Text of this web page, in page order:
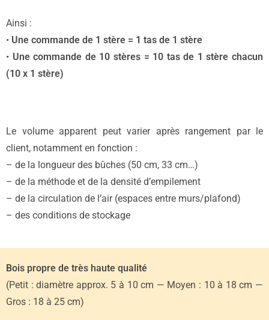
Ainsi :
• Une commande de 1 stère = 1 tas de 1 stère
• Une commande de 10 stères = 10 tas de 1 stère chacun
(10 x 1 stère)
Le volume apparent peut varier après rangement par le
client, notamment en fonction :
– de la longueur des bûches (50 cm, 33 cm…)
– de la méthode et de la densité d’empilement
– de la circulation de l’air (espaces entre murs/plafond)
– des conditions de stockage
Bois propre de très haute qualité
(Petit : diamètre approx. 5 à 10 cm — Moyen : 10 à 18 cm —
Gros : 18 à 25 cm)